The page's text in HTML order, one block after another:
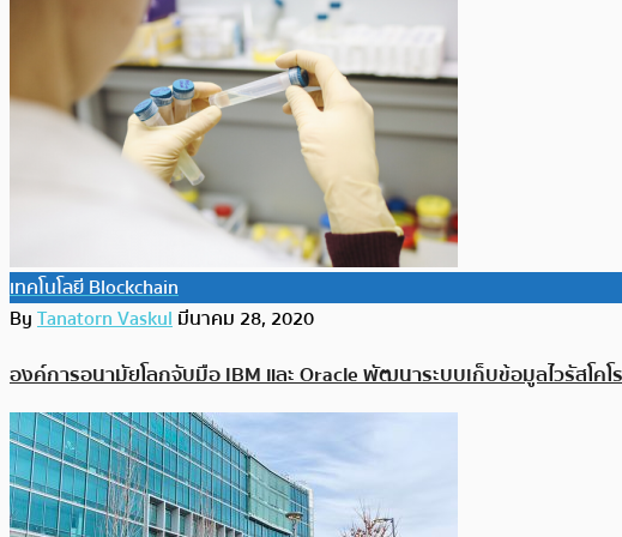
เทคโนโลยี Blockchain
ByTanatorn Vaskulมีนาคม 28, 2020
องค์การอนามัยโลกจับมือ IBM และ Oracle พัฒนาระบบเก็บข้อมูลไวรัสโค